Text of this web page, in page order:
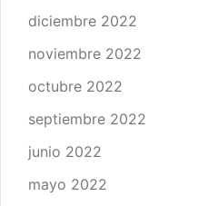
diciembre 2022
noviembre 2022
octubre 2022
septiembre 2022
junio 2022
mayo 2022